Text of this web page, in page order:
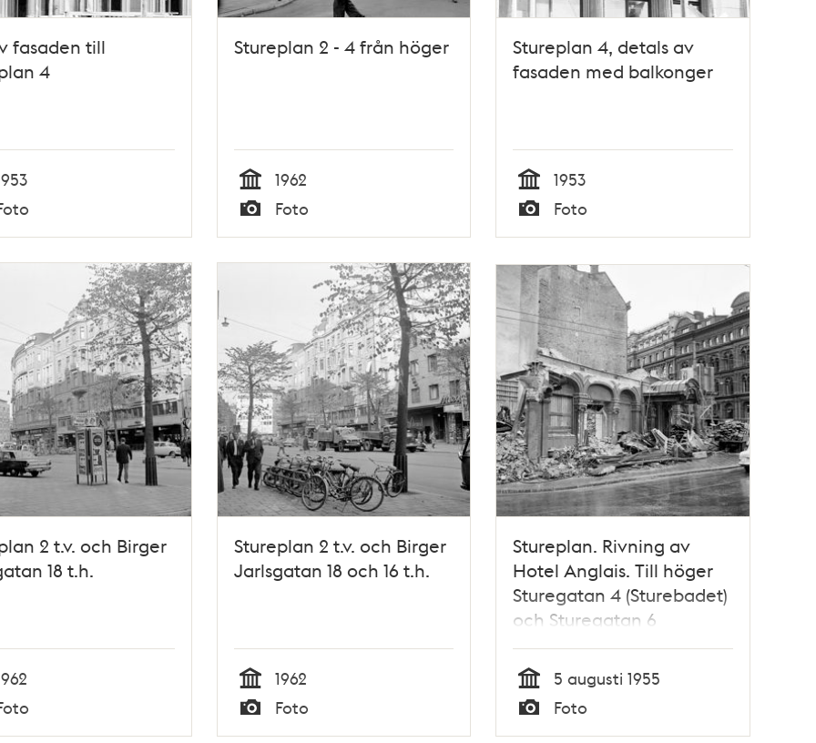
fasaden till
4
Stureplan 2 - 4 från höger
Tid
1962
Typ
Foto
Stureplan 4, detals av
fasaden med balkonger
Tid
1953
Typ
Foto
2 t.v. och Birger
18 t.h.
Stureplan 2 t.v. och Birger
Jarlsgatan 18 och 16 t.h.
Tid
1962
Typ
Foto
Stureplan. Rivning av
Hotel Anglais. Till höger
Sturegatan 4 (Sturebadet)
och Sturegatan 6
Tid
5 augusti 1955
Typ
Foto